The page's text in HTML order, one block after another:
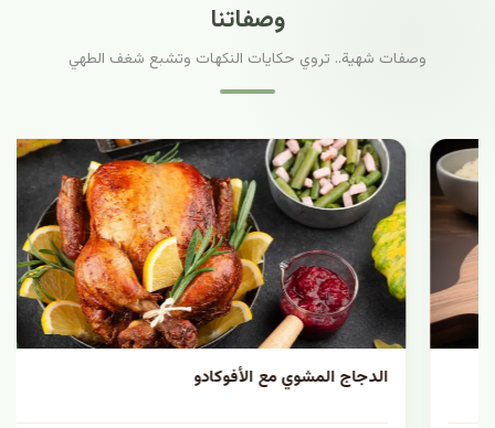
وصفاتنا
وصفات شهية.. تروي حكايات النكهات وتشبع شغف الطهي
الدجاج المشوي مع الأفوكادو